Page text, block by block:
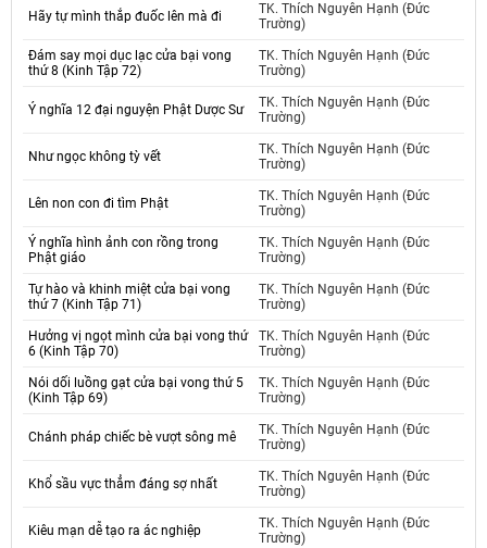
Hãy tự mình thắp đuốc lên mà đi
TK. Thích Nguyên Hạnh (Đức
Trường)
Đám say mọi dục lạc cửa bại vong
thứ 8 (Kinh Tập 72)
TK. Thích Nguyên Hạnh (Đức
Trường)
Ý nghĩa 12 đại nguyện Phật Dược Sư
TK. Thích Nguyên Hạnh (Đức
Trường)
Như ngọc không tỳ vết
TK. Thích Nguyên Hạnh (Đức
Trường)
Lên non con đi tìm Phật
TK. Thích Nguyên Hạnh (Đức
Trường)
Ý nghĩa hình ảnh con rồng trong
Phật giáo
TK. Thích Nguyên Hạnh (Đức
Trường)
Tự hào và khinh miệt cửa bại vong
thứ 7 (Kinh Tập 71)
TK. Thích Nguyên Hạnh (Đức
Trường)
Hưởng vị ngọt mình cửa bại vong thứ
6 (Kinh Tập 70)
TK. Thích Nguyên Hạnh (Đức
Trường)
Nói dối luồng gạt cửa bại vong thứ 5
(Kinh Tập 69)
TK. Thích Nguyên Hạnh (Đức
Trường)
Chánh pháp chiếc bè vượt sông mê
TK. Thích Nguyên Hạnh (Đức
Trường)
Khổ sầu vực thẳm đáng sợ nhất
TK. Thích Nguyên Hạnh (Đức
Trường)
Kiêu mạn dễ tạo ra ác nghiệp
TK. Thích Nguyên Hạnh (Đức
Trường)